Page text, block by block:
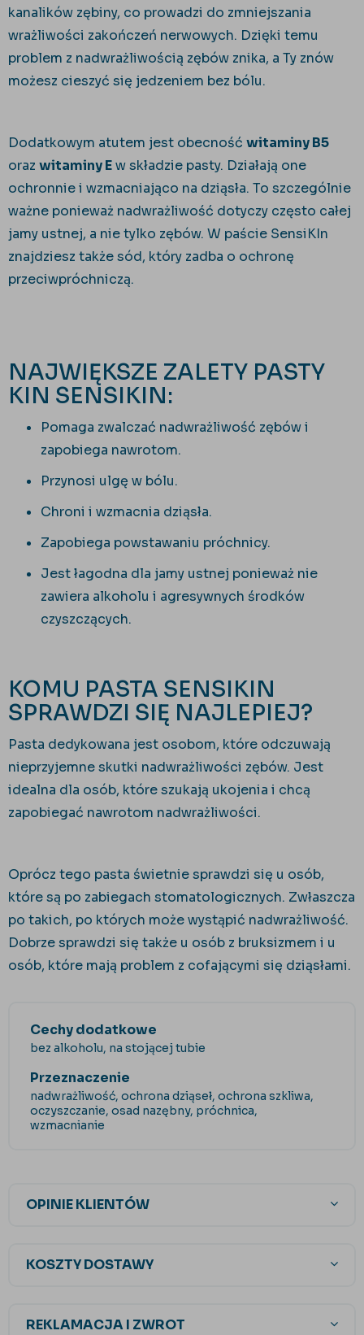
kanalików zębiny, co prowadzi do zmniejszania
wrażliwości zakończeń nerwowych. Dzięki temu
problem z nadwrażliwością zębów znika, a Ty znów
możesz cieszyć się jedzeniem bez bólu.
Dodatkowym atutem jest obecność witaminy B5
oraz witaminy Ew składzie pasty. Działają one
ochronnie i wzmacniająco na dziąsła. To szczególnie
ważne ponieważ nadwrażliwość dotyczy często całej
jamy ustnej, a nie tylko zębów. W paście SensiKIn
znajdziesz także sód, który zadba o ochronę
przeciwpróchniczą.
NAJWIĘKSZE ZALETY PASTY
KIN SENSIKIN:
Pomaga zwalczać nadwrażliwość zębów i
zapobiega nawrotom.
Przynosi ulgę w bólu.
Chroni i wzmacnia dziąsła.
Zapobiega powstawaniu próchnicy.
Jest łagodna dla jamy ustnej ponieważ nie
zawiera alkoholu i agresywnych środków
czyszczących.
KOMU PASTA SENSIKIN
SPRAWDZI SIĘ NAJLEPIEJ?
Pasta dedykowana jest osobom, które odczuwają
nieprzyjemne skutki nadwrażliwości zębów. Jest
idealna dla osób, które szukają ukojenia i chcą
zapobiegać nawrotom nadwrażliwości.
Oprócz tego pasta świetnie sprawdzi się u osób,
które są po zabiegach stomatologicznych. Zwłaszcza
po takich, po których może wystąpić nadwrażliwość.
Dobrze sprawdzi się także u osób z bruksizmem i u
osób, które mają problem z cofającymi się dziąsłami.
Cechy dodatkowe
bez alkoholu, na stojącej tubie
Przeznaczenie
nadwrażliwość, ochrona dziąseł, ochrona szkliwa,
oczyszczanie, osad nazębny, próchnica,
wzmacnianie
OPINIE KLIENTÓW
KOSZTY DOSTAWY
REKLAMACJA I ZWROT